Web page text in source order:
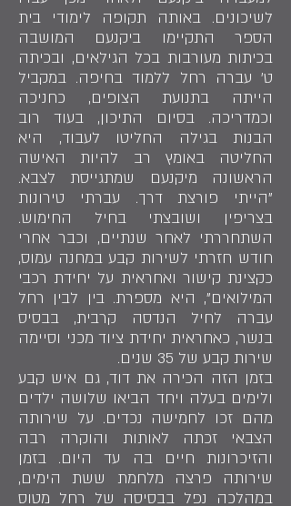
לשיכונים. באותה תקופה לימודי בית
הספר התקיימו ביקנעם המושבה
בכיתות מעורבות בכל הגילאים, ובכיתה
ט' עברה רחל ללמוד בחיפה. במקביל
הייתה בתנועת הצופים, כחניכה
וכמדריכה. בסיום התיכון, בעוד רוב
הבנות בגילה החליטו לעבוד, היא
החליטה באומץ רב להיות האישה
הראשונה מיקנעם שמתגייסת לצבא.
"הייתי פורצת דרך. עברתי טירונות
בצריפין ושובצתי בחיל החימוש.
השתחררתי לאחר שנתיים, וכבר אחרי
חודש חזרתי לשירות קבע במחנה עמוס,
כקצינת קישור ואחראית על יחידת רכבי
המילואים", היא מספרת. בין לבין רחל
עברה לחיל הנדסה קרבית, בבסיס
בנשר, כאחראית יחידת ציוד מכני וסיימה
שירות קבע של 35 שנים.
בזמן הזה הכירה את דוד, גם איש קבע
ולימים בעלה ויחד הביאו שלושה ילדים
מהם זכו לחמישה נכדים. על שירותה
הצבאי זכתה לאותות והוקרה רבה
והזיכרונות חיים בה עד היום. בזמן
שירותה פרצה מלחמת ששת הימים,
במהלכה נפל בבסיסה של רחל מטוס